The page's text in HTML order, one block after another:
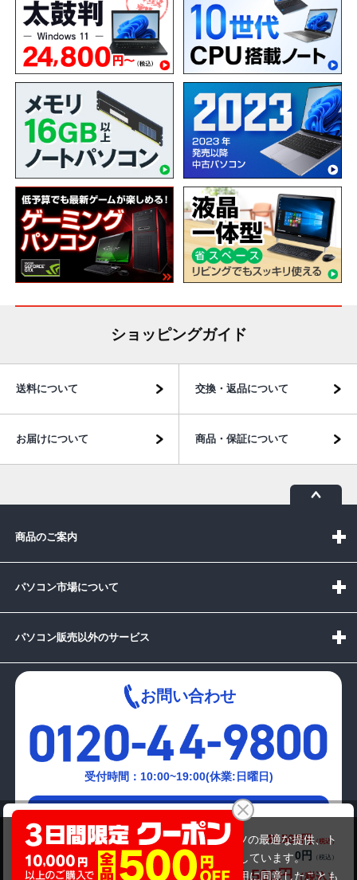
商品価格(税込) 49,500円
オプション小計価格(税込)
0円
商品合計価格(税込)
49,500円
ショッピングガイド
送料について 交換・返品について
お届けについて 商品・保証について
商品のご案内
パソコン市場について
パソコン販売以外のサービス
お問い合わせ
受付時間：10:00~19:00(休業:日曜日)
メールでの
お問い合わせはこちら
当サイトでは利用体験の向上およびコンテンツの最適な提供、ト
ラフィックの分析を目的としてCookieを使用しています。
サイトの閲覧を継続された場合、Cookieの利用に同意したことも